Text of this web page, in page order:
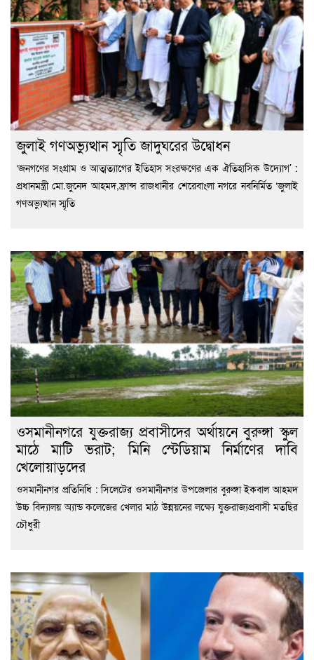
জুলাই গণঅভ্যুত্থান স্মৃতি জাদুঘরের উদ্বোধন
‘জনগণের সংগ্রাম ও আত্মত্যাগের ইতিহাস সংরক্ষণের এক ঐতিহাসিক উদ্যোগ’ :
প্রধানমন্ত্রী মো.জুনেদ আহমদ,ফ্রান্স রাজধানীর শেরেবাংলা নগরে নবনির্মিত ‘জুলাই
গণঅভ্যুত্থান স্মৃতি
ওসমানীনগরে যুক্তরাজ্য প্রবাসীদের অর্থায়নে বুরুঙ্গা স্কুল
মাঠে মাটি ভরাট; মিনি স্টেডিয়াম নির্মাণের দাবি
খেলোয়াড়দের
ওসমানীনগর প্রতিনিধি : সিলেটের ওসমানীনগর উপজেলার বুরুঙ্গা ইকবাল আহমদ
উচ্চ বিদ্যালয় অ্যান্ড কলেজের খেলার মাঠ উন্নয়নের লক্ষ্যে যুক্তরাজ্যপ্রবাসী মতছির
চৌধুরী